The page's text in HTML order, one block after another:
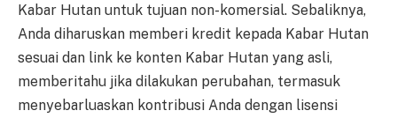
Kabar Hutan untuk tujuan non-komersial. Sebaliknya,
Anda diharuskan memberi kredit kepada Kabar Hutan
sesuai dan link ke konten Kabar Hutan yang asli,
memberitahu jika dilakukan perubahan, termasuk
menyebarluaskan kontribusi Anda dengan lisensi